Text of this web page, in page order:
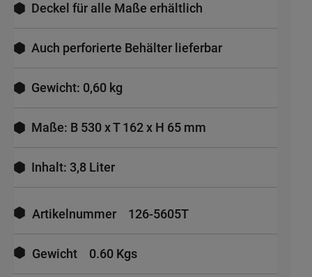
Deckel für alle Maße erhältlich
Auch perforierte Behälter lieferbar
Gewicht: 0,60 kg
Maße: B 530 x T 162 x H 65 mm
Inhalt: 3,8 Liter
Informationen
Artikelnummer 126-5605T
Gewicht 0.60 Kgs